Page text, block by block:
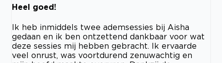
Heel goed!
Ik heb inmiddels twee ademsessies bij Aisha
gedaan en ik ben ontzettend dankbaar voor wat
deze sessies mij hebben gebracht. Ik ervaarde
veel onrust, was voortdurend zenuwachtig en